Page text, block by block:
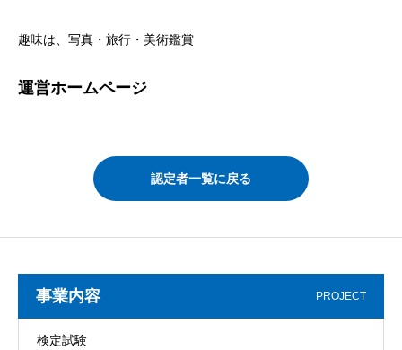
趣味は、写真・旅行・美術鑑賞
運営ホームページ
認定者一覧に戻る
事業内容 PROJECT
検定試験